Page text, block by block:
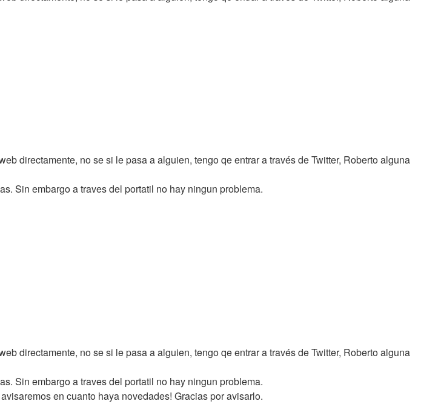
directamente, no se si le pasa a alguien, tengo qe entrar a través de Twitter, Roberto alguna
Sin embargo a traves del portatil no hay ningun problema.
directamente, no se si le pasa a alguien, tengo qe entrar a través de Twitter, Roberto alguna
Sin embargo a traves del portatil no hay ningun problema.
en cuanto haya novedades! Gracias por avisarlo.